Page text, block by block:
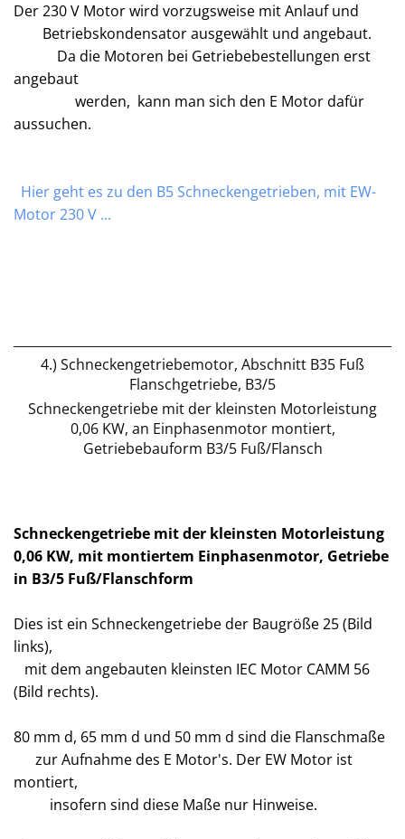
Der 230 V Motor wird vorzugsweise mit Anlauf und
Betriebskondensator ausgewählt und angebaut.
Da die Motoren bei Getriebebestellungen erst
angebaut
werden, kann man sich den E Motor dafür
aussuchen.
Hier geht es zu den B5 Schneckengetrieben, mit EW-
Motor 230 V ...
4.) Schneckengetriebemotor, Abschnitt B35 Fuß
Flanschgetriebe, B3/5
Schneckengetriebe mit der kleinsten Motorleistung
0,06 KW, an Einphasenmotor montiert,
Getriebebauform B3/5 Fuß/Flansch
Schneckengetriebe mit der kleinsten Motorleistung
0,06 KW, mit montiertem Einphasenmotor, Getriebe
in B3/5 Fuß/Flanschform
Dies ist ein Schneckengetriebe der Baugröße 25 (Bild
links),
mit dem angebauten kleinsten IEC Motor CAMM 56
(Bild rechts).
80 mm d, 65 mm d und 50 mm d sind die Flanschmaße
zur Aufnahme des E Motor's. Der EW Motor ist
montiert,
insofern sind diese Maße nur Hinweise.